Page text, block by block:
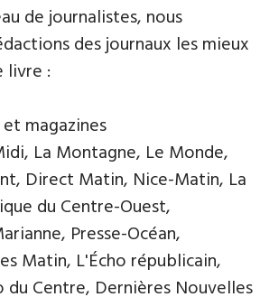
de journalistes, nous
des journaux les mieux
livre :
magazines
La Montagne, Le Monde,
Direct Matin, Nice-Matin, La
du Centre-Ouest,
Presse-Océan,
Matin, L'Écho républicain,
du Centre, Dernières Nouvelles